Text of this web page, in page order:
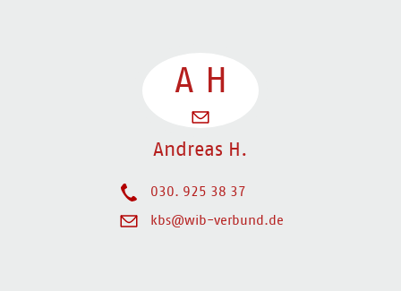
A H
Andreas H.
030. 925 38 37
kbs@wib-verbund.de